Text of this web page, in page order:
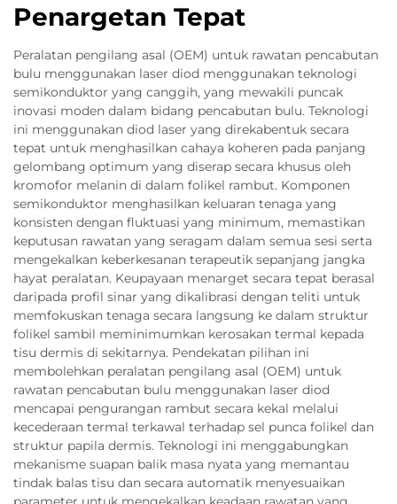
Penargetan Tepat
Peralatan pengilang asal (OEM) untuk rawatan pencabutan
bulu menggunakan laser diod menggunakan teknologi
semikonduktor yang canggih, yang mewakili puncak
inovasi moden dalam bidang pencabutan bulu. Teknologi
ini menggunakan diod laser yang direkabentuk secara
tepat untuk menghasilkan cahaya koheren pada panjang
gelombang optimum yang diserap secara khusus oleh
kromofor melanin di dalam folikel rambut. Komponen
semikonduktor menghasilkan keluaran tenaga yang
konsisten dengan fluktuasi yang minimum, memastikan
keputusan rawatan yang seragam dalam semua sesi serta
mengekalkan keberkesanan terapeutik sepanjang jangka
hayat peralatan. Keupayaan menarget secara tepat berasal
daripada profil sinar yang dikalibrasi dengan teliti untuk
memfokuskan tenaga secara langsung ke dalam struktur
folikel sambil meminimumkan kerosakan termal kepada
tisu dermis di sekitarnya. Pendekatan pilihan ini
membolehkan peralatan pengilang asal (OEM) untuk
rawatan pencabutan bulu menggunakan laser diod
mencapai pengurangan rambut secara kekal melalui
kecederaan termal terkawal terhadap sel punca folikel dan
struktur papila dermis. Teknologi ini menggabungkan
mekanisme suapan balik masa nyata yang memantau
tindak balas tisu dan secara automatik menyesuaikan